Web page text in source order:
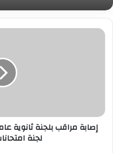
من اللحوم غير الصالحة
الجهاز يكشف أحدث
خلال مؤتمر صحفي
إصابة
داخل
لجنةإصابة مراقب بلجنة ثانوية
لجنة